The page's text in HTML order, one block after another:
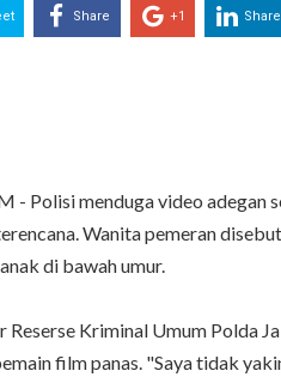
Share +1 Share
- Polisi menduga video adegan
Wanita pemeran
di bawah umur.
Reserse Kriminal Umum Polda
film panas. "Saya tidak